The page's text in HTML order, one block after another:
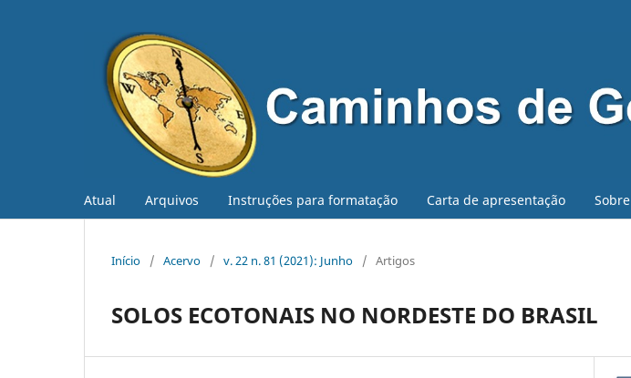
Atual Arquivos Instruções para formatação Carta de apresentação Sobre
Início / Acervo / v. 22 n. 81 (2021): Junho / Artigos
SOLOS ECOTONAIS NO NORDESTE DO BRASIL